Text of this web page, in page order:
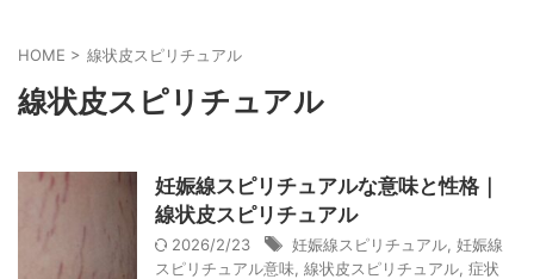
HOME > 線状皮スピリチュアル
線状皮スピリチュアル
妊娠線スピリチュアルな意味と性格｜
線状皮スピリチュアル
2026/2/23 妊娠線スピリチュアル 妊娠線
スピリチュアル意味 線状皮スピリチュアル 症状